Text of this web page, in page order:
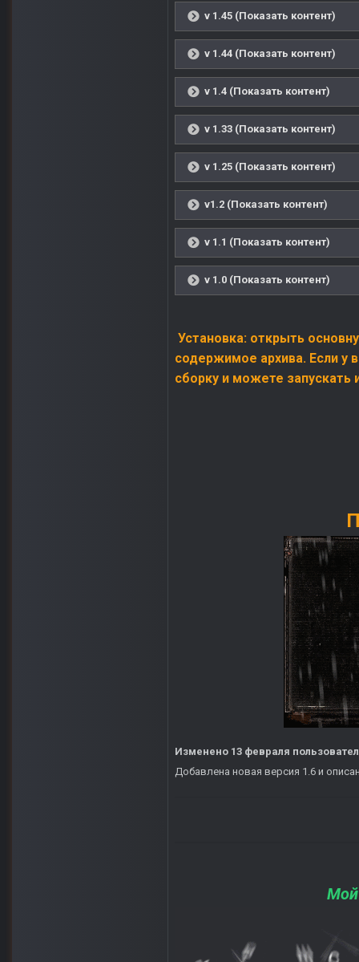
v 1.45 (Показать контент)
v 1.44 (Показать контент)
v 1.4 (Показать контент)
v 1.33 (Показать контент)
v 1.25 (Показать контент)
v1.2 (Показать контент)
v 1.1 (Показать контент)
v 1.0 (Показать контент)
Установка: открыть
содержимое архива. Если у
сборку и можете запускать
Изменено 13 февраля
Добавлена новая версия 1.6 и